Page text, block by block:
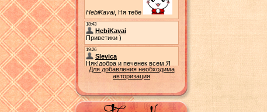
Для добавления необходима
авторизация